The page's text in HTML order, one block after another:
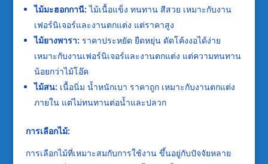
ไม้มะฮอกกานี: ไม้เนื้อแข็ง ทนทาน สีสวย เหมาะกับงาน
เฟอร์นิเจอร์และงานตกแต่ง แต่ราคาสูง
ไม้ยางพารา: ราคาประหยัด ยืดหยุ่น ดัดโค้งงอได้ง่าย
เหมาะกับงานเฟอร์นิเจอร์และงานตกแต่ง แต่ความทนทาน
น้อยกว่าไม้โอ๊ค
ไม้สน: เนื้อนิ่ม น้ำหนักเบา ราคาถูก เหมาะกับงานตกแต่ง
ภายใน แต่ไม่ทนทานต่อน้ำและปลวก
การเลือกไม้:
การเลือกไม้ที่เหมาะสมกับการใช้งาน ขึ้นอยู่กับปัจจัยหลาย